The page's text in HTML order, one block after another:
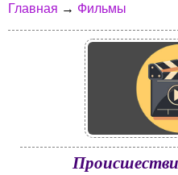
Главная → Фильмы